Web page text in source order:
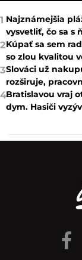
1 Najznámejšia
vysvetliť, čo sa s
2Kúpať sa sem
so zlou kvalitou
3Slováci už
rozširuje,
4Bratislavou vraj
dym. Hasiči